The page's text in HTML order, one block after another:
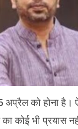
को होना है।
कोई भी प्रयास